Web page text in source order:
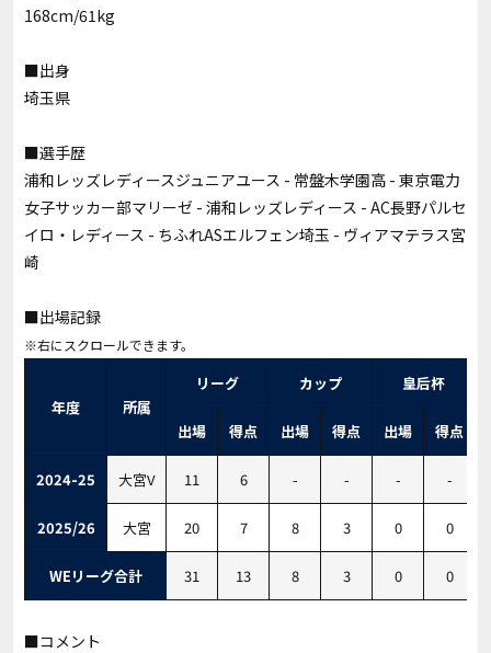
168cm/61kg
■出身
埼玉県
■選手歴
浦和レッズレディースジュニアユース - 常盤木学園高 - 東京電力
女子サッカー部マリーゼ - 浦和レッズレディース - AC長野パルセ
イロ・レディース - ちふれASエルフェン埼玉 - ヴィアマテラス宮
崎
■出場記録
年度 所属
リーグ カップ 皇后杯
出場 得点 出場 得点 出場 得点
2024-25 大宮V 11 6 - - - -
2025/26 大宮 20 7 8 3 0 0
WEリーグ合計 31 13 8 3 0 0
■コメント